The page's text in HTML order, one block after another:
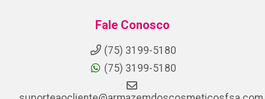
Fale Conosco
(75) 3199-5180
(75) 3199-5180